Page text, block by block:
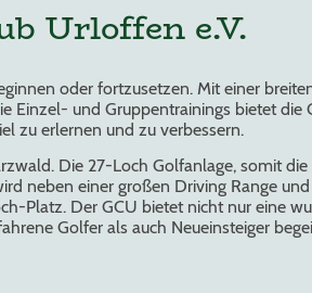
Urloffen e.V.
oder fortzusetzen. Mit einer
Einzel- und Gruppentrainings bietet die
zu erlernen und zu verbessern.
Die 27-Loch Golfanlage, somit die
neben einer großen Driving Range
Platz. Der GCU bietet nicht nur eine
Golfer als auch Neueinsteiger